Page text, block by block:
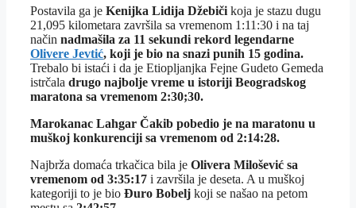
Postavila ga je Kenijka Lidija Džebiči koja je stazu dugu
21,095 kilometara završila sa vremenom 1:11:30 i na taj
način nadmašila za 11 sekundi rekord legendarne
Olivere Jevtić, koji je bio na snazi punih 15 godina.
Trebalo bi istaći i da je Etiopljanjka Fejne Gudeto Gemeda
istrčala drugo najbolje vreme u istoriji Beogradskog
maratona sa vremenom 2:30;30.
Marokanac Lahgar Čakib pobedio je na maratonu u
muškoj konkurenciji sa vremenom od 2:14:28.
Najbrža domaća trkačica bila je Olivera Milošević sa
vremenom od 3:35:17 i završila je deseta. A u muškoj
kategoriji to je bio Đuro Bobelj koji se našao na petom